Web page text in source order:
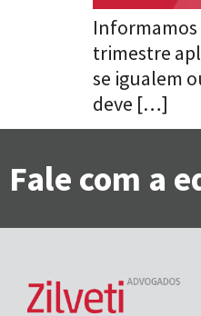
Informamos
trimestre
se igualem
deve […]
Fale com a